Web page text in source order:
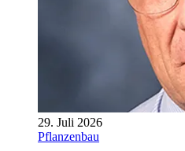
29. Juli 2026
Pflanzenbau